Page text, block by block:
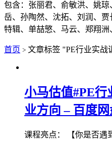
包含：张丽君、俞敏洪、姚
岳、孙陶然、沈拓、刘润、
特辑、单喆慜、马云、郑翔洲
首页 > 文章标签 "PE行业实战
小马估值#PE行
业方向 – 百度
课程亮点： 【你是否遇